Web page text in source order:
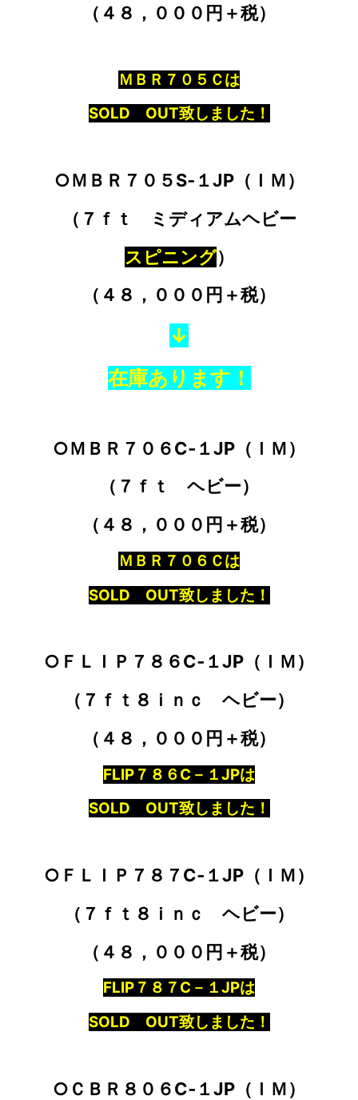
（４８，０００円＋税）
ＭＢＲ７０５Ｃは
SOLD OUT致しました！
○ＭＢＲ７０５S‐１JP（ＩＭ）
（７ｆｔ ミディアムヘビー
スピニング）
（４８，０００円＋税）
↓
在庫あります！
○ＭＢＲ７０６C‐１JP（ＩＭ）
（７ｆｔ ヘビー）
（４８，０００円＋税）
ＭＢＲ７０６Ｃは
SOLD OUT致しました！
○ＦＬＩＰ７８６C‐１JP（ＩＭ）
（７ｆｔ８ｉｎｃ ヘビー）
（４８，０００円＋税）
FLIP７８６C－１JPは
SOLD OUT致しました！
○ＦＬＩＰ７８７C‐１JP（ＩＭ）
（７ｆｔ８ｉｎｃ ヘビー）
（４８，０００円＋税）
FLIP７８７C－１JPは
SOLD OUT致しました！
○ＣＢＲ８０６C‐１JP（ＩＭ）